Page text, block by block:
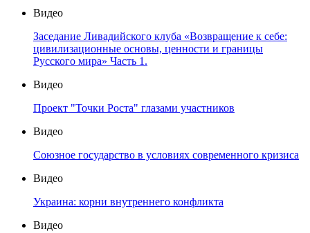
Видео
Заседание Ливадийского клуба «Возвращение к себе:
цивилизационные основы, ценности и границы
Русского мира» Часть 1.
Видео
Проект "Точки Роста" глазами участников
Видео
Союзное государство в условиях современного кризиса
Видео
Украина: корни внутреннего конфликта
Видео